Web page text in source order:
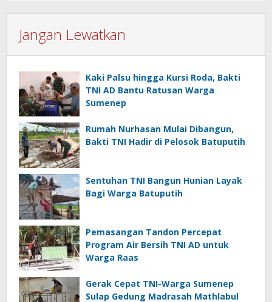
Jangan Lewatkan
Kaki Palsu hingga Kursi Roda, Bakti
TNI AD Bantu Ratusan Warga
Sumenep
Rumah Nurhasan Mulai Dibangun,
Bakti TNI Hadir di Pelosok Batuputih
Sentuhan TNI Bangun Hunian Layak
Bagi Warga Batuputih
Pemasangan Tandon Percepat
Program Air Bersih TNI AD untuk
Warga Raas
Gerak Cepat TNI-Warga Sumenep
Sulap Gedung Madrasah Mathlabul